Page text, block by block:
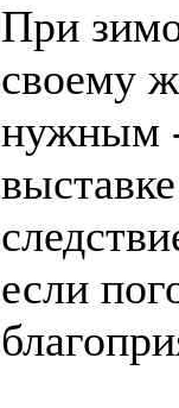
При
своему
нужным -
если